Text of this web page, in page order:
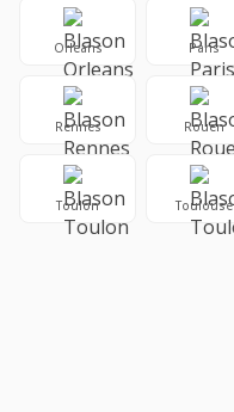
Orleans Paris
Rennes Rouen
Toulon Toulouse